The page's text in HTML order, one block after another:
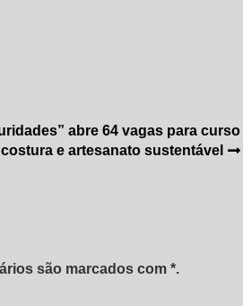
abre 64 vagas para curso
e artesanato sustentável
são marcados com *.